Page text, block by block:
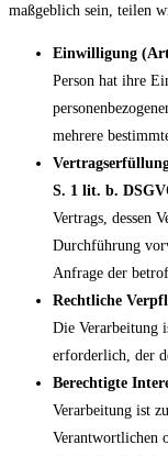
maßgeblich sein, teilen
Einwilligung
Person hat ihre
mehrere
S. 1 lit. b.
Vertrags, dessen
Durchführung
Anfrage der
Rechtliche
Die Verarbeitung
erforderlich, der
Berechtigte
Verarbeitung ist
Verantwortlichen